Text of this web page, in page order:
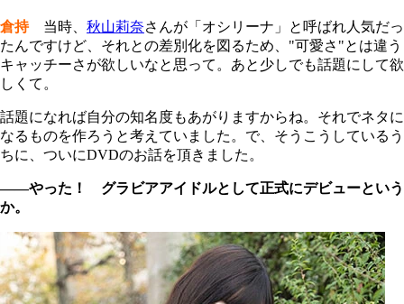
倉持当時、 秋山莉奈さんが「オシリーナ」と呼ばれ人気だっ
たんですけど、それとの差別化を図るため、"可愛さ"とは違う
キャッチーさが欲しいなと思って。あと少しでも話題にして欲
しくて。
話題になれば自分の知名度もあがりますからね。それでネタに
なるものを作ろうと考えていました。で、そうこうしているう
ちに、ついにDVDのお話を頂きました。
――やった！ グラビアアイドルとして正式にデビューという
か。